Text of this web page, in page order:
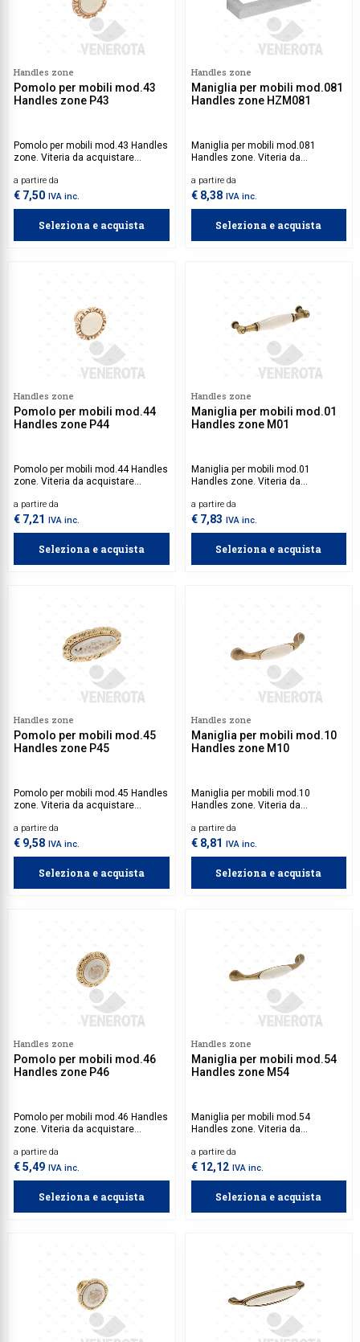
Handles zone
Pomolo per mobili mod.43
Handles zone P43
Pomolo per mobili mod.43 Handles
zone. Viteria da acquistare
a partire da
€ 7,50 IVA inc.
Seleziona e acquista
Handles zone
Maniglia per mobili mod.081
Handles zone HZM081
Maniglia per mobili mod.081
Handles zone. Viteria da
a partire da
€ 8,38 IVA inc.
Seleziona e acquista
Handles zone
Pomolo per mobili mod.44
Handles zone P44
Pomolo per mobili mod.44 Handles
zone. Viteria da acquistare
a partire da
€ 7,21 IVA inc.
Seleziona e acquista
Handles zone
Maniglia per mobili mod.01
Handles zone M01
Maniglia per mobili mod.01
Handles zone. Viteria da
a partire da
€ 7,83 IVA inc.
Seleziona e acquista
Handles zone
Pomolo per mobili mod.45
Handles zone P45
Pomolo per mobili mod.45 Handles
zone. Viteria da acquistare
a partire da
€ 9,58 IVA inc.
Seleziona e acquista
Handles zone
Maniglia per mobili mod.10
Handles zone M10
Maniglia per mobili mod.10
Handles zone. Viteria da
a partire da
€ 8,81 IVA inc.
Seleziona e acquista
Handles zone
Pomolo per mobili mod.46
Handles zone P46
Pomolo per mobili mod.46 Handles
zone. Viteria da acquistare
a partire da
€ 5,49 IVA inc.
Seleziona e acquista
Handles zone
Maniglia per mobili mod.54
Handles zone M54
Maniglia per mobili mod.54
Handles zone. Viteria da
a partire da
€ 12,12 IVA inc.
Seleziona e acquista